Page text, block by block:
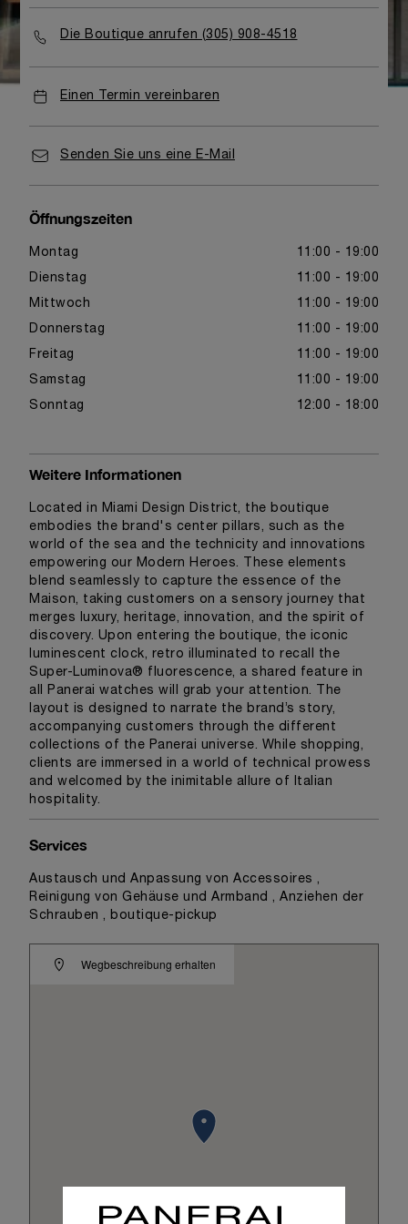
Die Boutique anrufen (305) 908-4518
Einen Termin vereinbaren
Senden Sie uns eine E-Mail
Öffnungszeiten
Montag 11:00 - 19:00
Dienstag 11:00 - 19:00
Mittwoch 11:00 - 19:00
Donnerstag 11:00 - 19:00
Freitag 11:00 - 19:00
Samstag 11:00 - 19:00
Sonntag 12:00 - 18:00
Weitere Informationen
Located in Miami Design District, the boutique
embodies the brand's center pillars, such as the
world of the sea and the technicity and innovations
empowering our Modern Heroes. These elements
blend seamlessly to capture the essence of the
Maison, taking customers on a sensory journey that
merges luxury, heritage, innovation, and the spirit of
discovery. Upon entering the boutique, the iconic
luminescent clock, retro illuminated to recall the
Super-Luminova® fluorescence, a shared feature in
all Panerai watches will grab your attention. The
layout is designed to narrate the brand’s story,
accompanying customers through the different
collections of the Panerai universe. While shopping,
clients are immersed in a world of technical prowess
and welcomed by the inimitable allure of Italian
hospitality.
Wegbeschreibung erhalten
Services
Austausch und Anpassung von Accessoires ,
Reinigung von Gehäuse und Armband , Anziehen der
Schrauben , boutique-pickup